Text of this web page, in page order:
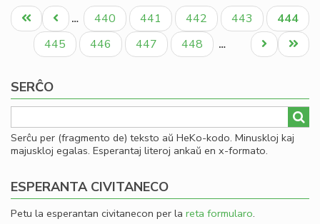
Pagination
Unua
paĝo
Antaŭa
paĝo
… Paĝo
440 Paĝo
441 Paĝo
442 Paĝo
443
Aktuala
paĝo
444
Paĝo
445 Paĝo
446 Paĝo
447 Paĝo
448 …
Last
page
Next
page
SERĈO
Serĉu per (fragmento de) teksto aŭ HeKo-kodo. Minuskloj kaj
majuskloj egalas. Esperantaj literoj ankaŭ en x-formato.
ESPERANTA CIVITANECO
Petu la esperantan civitanecon per la reta formularo.